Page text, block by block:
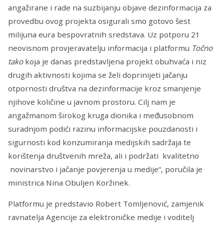
angažirane i rade na suzbijanju objave dezinformacija za
provedbu ovog projekta osigurali smo gotovo šest
milijuna eura bespovratnih sredstava. Uz potporu 21
neovisnom provjeravatelju informacija i platformu Točno
takokoja je danas predstavljena projekt obuhvaća i niz
drugih aktivnosti kojima se želi doprinijeti jačanju
otpornosti društva na dezinformacije kroz smanjenje
njihove količine u javnom prostoru. Cilj nam je
angažmanom širokog kruga dionika i međusobnom
suradnjom podići razinu informacijske pouzdanosti i
sigurnosti kod konzumiranja medijskih sadržaja te
korištenja društvenih mreža, ali i podržati kvalitetno
novinarstvo i jačanje povjerenja u medije“, poručila je
ministrica Nina Obuljen Koržinek.
Platformu je predstavio Robert Tomljenović, zamjenik
ravnatelja Agencije za elektroničke medije i voditelj